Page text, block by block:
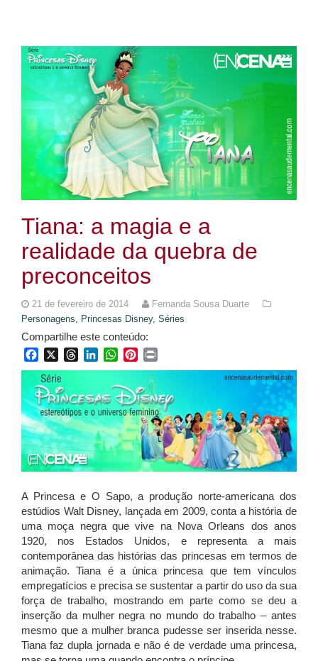
Tiana: a magia e a
realidade da quebra de
preconceitos
21 de fevereiro de 2014
Fernanda Sousa Duarte
Personagens,
Princesas Disney, Séries
Compartilhe este conteúdo:
FacebookThreadsLinkedInWhatsApp
Pinterest
A Princesa e O Sapo, a produção norte-americana dos
estúdios Walt Disney, lançada em 2009, conta a história de
uma moça negra que vive na Nova Orleans dos anos
1920, nos Estados Unidos, e representa a mais
contemporânea das histórias das princesas em termos de
animação. Tiana é a única princesa que tem vínculos
empregatícios e precisa se sustentar a partir do uso da sua
força de trabalho, mostrando em parte como se deu a
inserção da mulher negra no mundo do trabalho – antes
mesmo que a mulher branca pudesse ser inserida nesse.
Tiana faz dupla jornada e não é de verdade uma princesa,